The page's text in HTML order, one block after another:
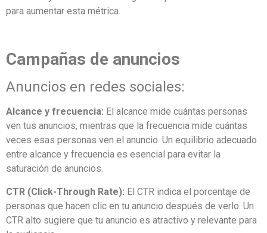
para aumentar esta métrica.
Campañas de anuncios
Anuncios en redes sociales:
Alcance y frecuencia: El alcance mide cuántas personas
ven tus anuncios, mientras que la frecuencia mide cuántas
veces esas personas ven el anuncio. Un equilibrio adecuado
entre alcance y frecuencia es esencial para evitar la
saturación de anuncios.
CTR (Click-Through Rate): El CTR indica el porcentaje de
personas que hacen clic en tu anuncio después de verlo. Un
CTR alto sugiere que tu anuncio es atractivo y relevante para